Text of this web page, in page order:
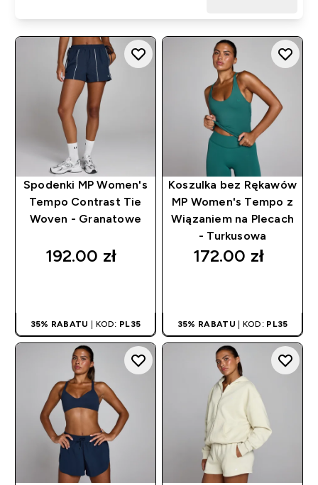
Spodenki MP Women's
Tempo Contrast Tie
Woven - Granatowe
192.00 zł‎
35% RABATU | KOD: PL35
Koszulka bez Rękawów
MP Women's Tempo z
Wiązaniem na Plecach
- Turkusowa
172.00 zł‎
35% RABATU | KOD: PL35